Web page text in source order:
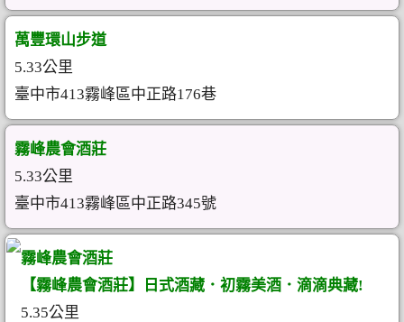
萬豐環山步道
5.33公里
臺中市413霧峰區中正路176巷
霧峰農會酒莊
5.33公里
臺中市413霧峰區中正路345號
霧峰農會酒莊
【霧峰農會酒莊】日式酒藏．初霧美酒．滴滴典藏!
5.35公里